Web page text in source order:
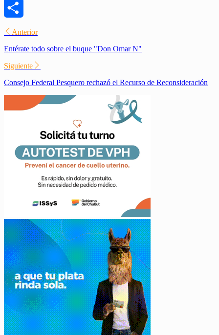
Email
Compartir
Anterior
Entérate todo sobre el buque "Don Omar N"
Siguiente
Consejo Federal Pesquero rechazó el Recurso de Reconsideración